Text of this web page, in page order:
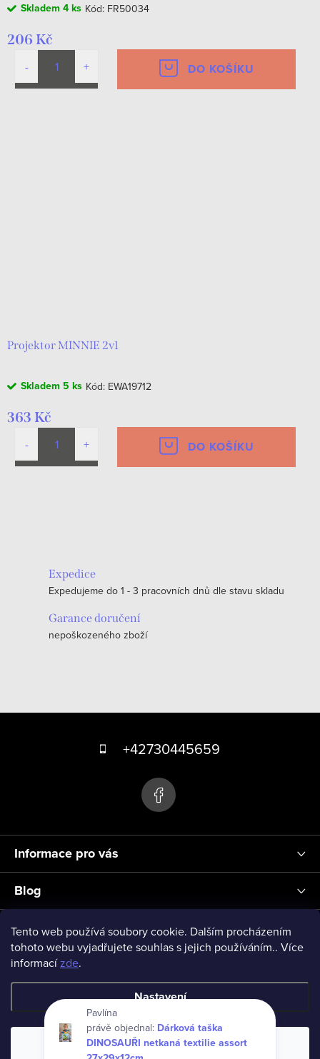
Tento web používá soubory cookie. Dalším procházením
tohoto webu vyjadřujete souhlas s jejich používáním.. Více
informacízde.
Nastavení
Souhlasím
Skladem 4 ks Kód: FR50034
206 Kč
DO KOŠÍKU
Projektor MINNIE 2v1
Skladem 5 ks Kód: EWA19712
363 Kč
DO KOŠÍKU
k
Expedice
Expedujeme do 1 - 3 pracovních dnů dle stavu skladu
Garance doručení
nepoškozeného zboží
í
+42730445659
Informace pro vás
Blog
Přihlášení
Copyright 2026 www.vseprodeti.eu. Všechna práva vyhrazena.
Pavlína
právě objednal: Dárková taška
DINOSAUŘI netkaná textilie assort